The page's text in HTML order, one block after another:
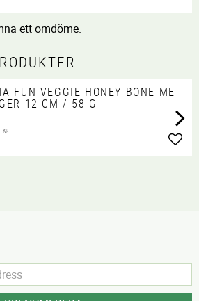
ett omdöme.
FUN VEGGIE HONEY BONE ME
12 CM / 58 G
KR